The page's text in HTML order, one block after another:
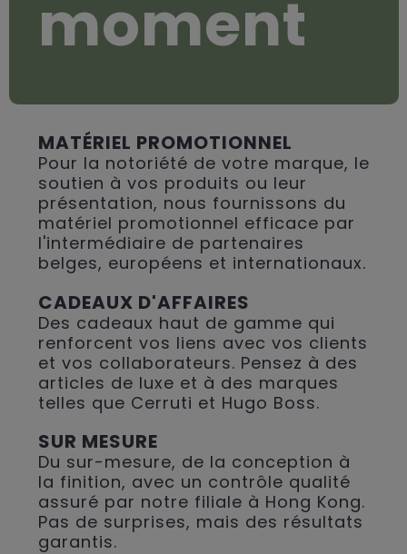
moment
MATÉRIEL PROMOTIONNEL
Pour la notoriété de votre marque, le
soutien à vos produits ou leur
présentation, nous fournissons du
matériel promotionnel efficace par
l'intermédiaire de partenaires
belges, européens et internationaux.
CADEAUX D'AFFAIRES
Des cadeaux haut de gamme qui
renforcent vos liens avec vos clients
et vos collaborateurs. Pensez à des
articles de luxe et à des marques
telles que Cerruti et Hugo Boss.
SUR MESURE
Du sur-mesure, de la conception à
la finition, avec un contrôle qualité
assuré par notre filiale à Hong Kong.
Pas de surprises, mais des résultats
garantis.